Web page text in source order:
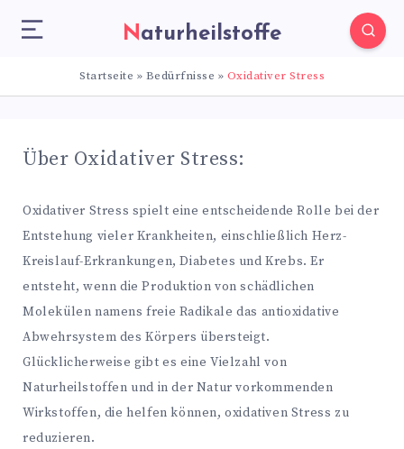
Naturheilstoffe
Startseite » Bedürfnisse » Oxidativer Stress
Über Oxidativer Stress:
Oxidativer Stress spielt eine entscheidende Rolle bei der
Entstehung vieler Krankheiten, einschließlich Herz-
Kreislauf-Erkrankungen, Diabetes und Krebs. Er
entsteht, wenn die Produktion von schädlichen
Molekülen namens freie Radikale das antioxidative
Abwehrsystem des Körpers übersteigt.
Glücklicherweise gibt es eine Vielzahl von
Naturheilstoffen und in der Natur vorkommenden
Wirkstoffen, die helfen können, oxidativen Stress zu
reduzieren.